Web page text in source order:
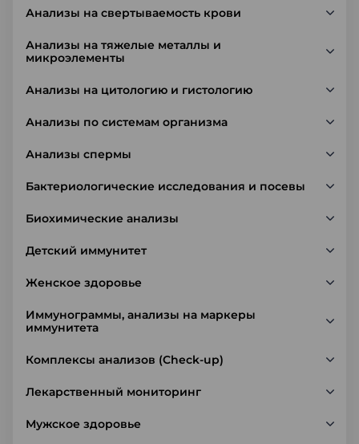
Анализы на свертываемость крови
Анализы на тяжелые металлы и
микроэлементы
Анализы на цитологию и гистологию
Анализы по системам организма
Анализы спермы
Бактериологические исследования и посевы
Биохимические анализы
Детский иммунитет
Женское здоровье
Иммунограммы, анализы на маркеры
иммунитета
Комплексы анализов (Check-up)
Лекарственный мониторинг
Мужское здоровье